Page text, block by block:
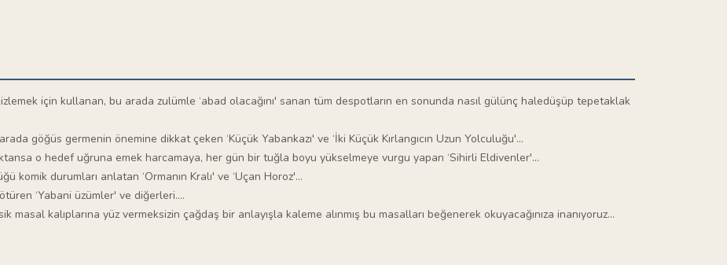
için kullanan, bu arada zulümle ‘abad olacağını' sanan tüm despotların en sonunda nasıl gülünç haledüşüp tepetaklak
göğüs germenin önemine dikkat çeken ‘Küçük Yabankazı' ve ‘İki Küçük Kırlangıcın Uzun Yolculuğu'...
o hedef uğruna emek harcamaya, her gün bir tuğla boyu yükselmeye vurgu yapan ‘Sihirli Eldivenler'...
durumları anlatan ‘Ormanın Kralı' ve ‘Uçan Horoz'...
‘Yabani üzümler' ve diğerleri....
kalıplarına yüz vermeksizin çağdaş bir anlayışla kaleme alınmış bu masalları beğenerek okuyacağınıza inanıyoruz...